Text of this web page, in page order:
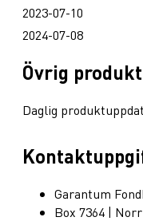
2023-07-10
2024-07-08
Övrig
Daglig
Garantum
Box 7364 |